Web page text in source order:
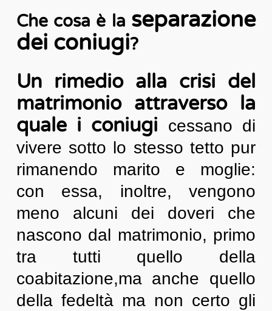
Che cosa è la separazione
dei coniugi?
Un rimedio alla crisi del
matrimonio attraverso la
quale i coniugi cessano di
vivere sotto lo stesso tetto pur
rimanendo marito e moglie:
con essa, inoltre, vengono
meno alcuni dei doveri che
nascono dal matrimonio, primo
tra tutti quello della
coabitazione,ma anche quello
della fedeltà ma non certo gli